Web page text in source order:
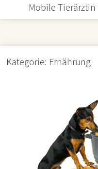
Mobile
Kategorie: Ernährung